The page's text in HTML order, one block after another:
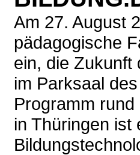
Am 27. August
pädagogische
ein, die Zukunft
im Parksaal
Programm
in Thüringen ist